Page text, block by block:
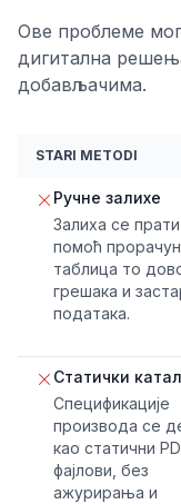
Ове проблеме
дигитална
добављачима.
STARI METODI
Ручне залихе
Залиха се прати
помоћ
таблица то
грешака и
података.
Статички
Спецификације
производа се
као статични
фајлови, без
ажурирања и